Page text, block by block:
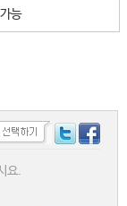
능
요.